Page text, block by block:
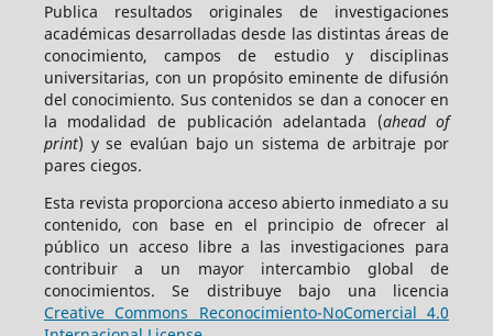
Publica resultados originales de investigaciones
académicas desarrolladas desde las distintas áreas de
conocimiento, campos de estudio y disciplinas
universitarias, con un propósito eminente de difusión
del conocimiento. Sus contenidos se dan a conocer en
la modalidad de publicación adelantada (ahead of
print) y se evalúan bajo un sistema de arbitraje por
pares ciegos.
Esta revista proporciona acceso abierto inmediato a su
contenido, con base en el principio de ofrecer al
público un acceso libre a las investigaciones para
contribuir a un mayor intercambio global de
conocimientos. Se distribuye bajo una licencia
Creative Commons Reconocimiento-NoComercial 4.0